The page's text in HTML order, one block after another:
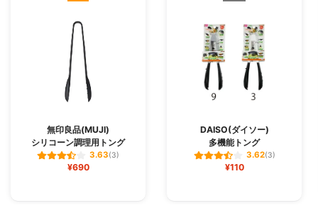
無印良品(MUJI)
シリコーン調理用トング
3.63(3)
¥690
DAISO(ダイソー)
多機能トング
3.62(3)
¥110